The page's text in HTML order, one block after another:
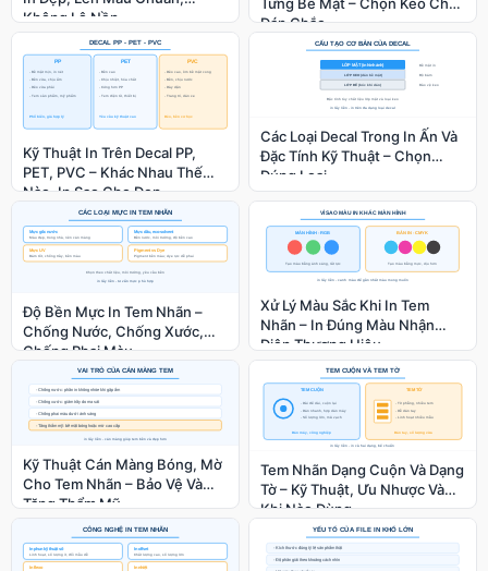
Không Lộ Nền
Dán Chắc
Kỹ Thuật In Trên Decal PP,
PET, PVC – Khác Nhau Thế
Nào, In Sao Cho Đẹp
Các Loại Decal Trong In Ấn Và
Đặc Tính Kỹ Thuật – Chọn
Đúng Loại
Độ Bền Mực In Tem Nhãn –
Chống Nước, Chống Xước,
Chống Phai Màu
Xử Lý Màu Sắc Khi In Tem
Nhãn – In Đúng Màu Nhận
Diện Thương Hiệu
Kỹ Thuật Cán Màng Bóng, Mờ
Cho Tem Nhãn – Bảo Vệ Và
Tăng Thẩm Mỹ
Tem Nhãn Dạng Cuộn Và Dạng
Tờ – Kỹ Thuật, Ưu Nhược Và
Khi Nào Dùng